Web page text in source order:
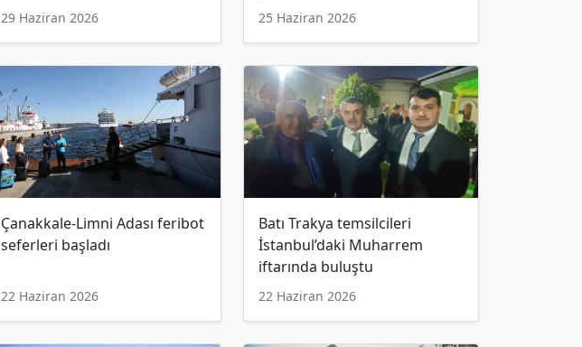
29 Haziran 2026 25 Haziran 2026
Çanakkale-Limni Adası feribot
seferleri başladı
22 Haziran 2026
Batı Trakya temsilcileri
İstanbul’daki Muharrem
iftarında buluştu
22 Haziran 2026